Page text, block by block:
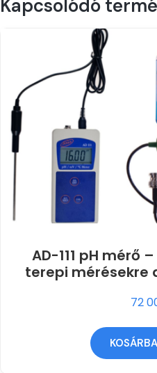
Kapcsolódó
AD-111 pH mérő
terepi mérésekre
72